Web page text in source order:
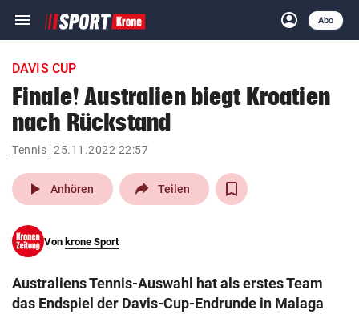
menu Navigation
ein-/ausklappen
account_circle
Anmelden
Abo
close Schließen
account_circle Anmelden
pin_drop
Wien arrow_right
search
eingeben
DAVIS CUP
Finale! Australien biegt Kroatien
nach Rückstand
Tennis 25.11.2022 22:57
play_arrow Anhören Teilen
Von krone Sport
Australiens Tennis-Auswahl hat als erstes Team
das Endspiel der Davis-Cup-Endrunde in Malaga